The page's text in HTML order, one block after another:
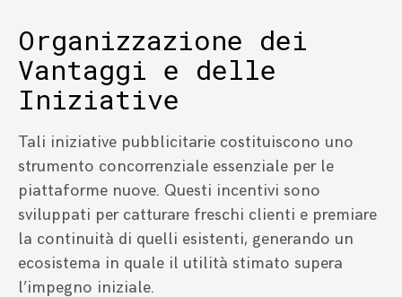
Organizzazione dei
Vantaggi e delle
Iniziative
Tali iniziative pubblicitarie costituiscono uno
strumento concorrenziale essenziale per le
piattaforme nuove. Questi incentivi sono
sviluppati per catturare freschi clienti e premiare
la continuità di quelli esistenti, generando un
ecosistema in quale il utilità stimato supera
l’impegno iniziale.